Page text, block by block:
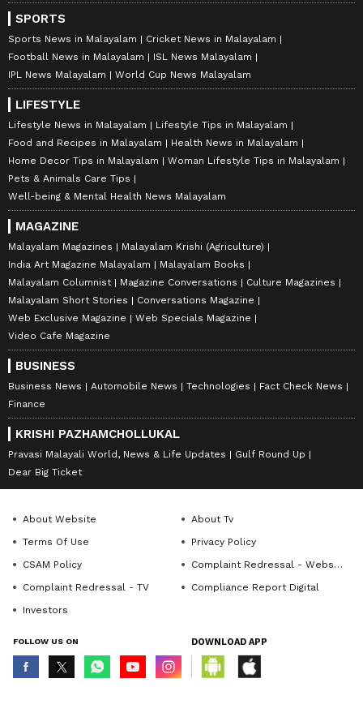
SPORTS
Sports News in Malayalam
Cricket News in Malayalam
Football News in Malayalam
ISL News Malayalam
IPL News Malayalam
World Cup News Malayalam
LIFESTYLE
Lifestyle News in Malayalam
Lifestyle Tips in Malayalam
Food and Recipes in Malayalam
Health News in Malayalam
Home Decor Tips in Malayalam
Woman Lifestyle Tips in Malayalam
Pets & Animals Care Tips
Well-being & Mental Health News Malayalam
MAGAZINE
Malayalam Magazines
Malayalam Krishi (Agriculture)
India Art Magazine Malayalam
Malayalam Books
Malayalam Columnist
Magazine Conversations
Culture Magazines
Malayalam Short Stories
Conversations Magazine
Web Exclusive Magazine
Web Specials Magazine
Video Cafe Magazine
BUSINESS
Business News Automobile News Technologies
Fact Check News
Finance
KRISHI PAZHAMCHOLLUKAL
Pravasi Malayali World, News & Life Updates
Gulf Round Up
Dear Big Ticket
About Website
About Tv
Terms Of Use
Privacy Policy
CSAM Policy
Complaint Redressal - Website
Complaint Redressal - TV
Compliance Report Digital
Investors
FOLLOW US ON DOWNLOAD APP